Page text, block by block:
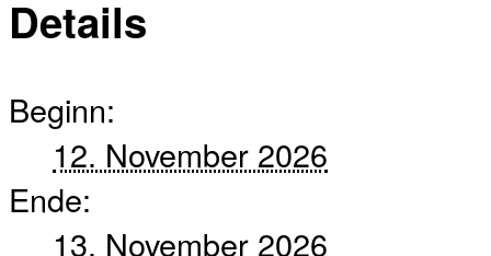
Details
Beginn:
12. November 2026
Ende:
13. November 2026